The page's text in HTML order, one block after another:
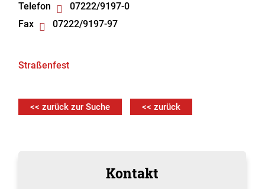
Telefon
07222/9197-0
Fax
07222/9197-97
Straßenfest
<< zurück zur Suche << zurück
Kontakt